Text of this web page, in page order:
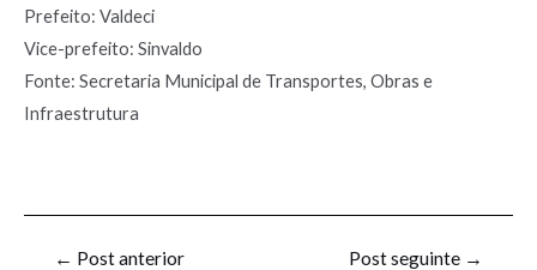
Prefeito: Valdeci
Vice-prefeito: Sinvaldo
Fonte: Secretaria Municipal de Transportes, Obras e
Infraestrutura
← Post anterior Post seguinte →